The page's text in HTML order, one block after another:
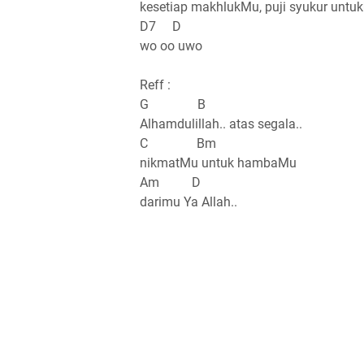
kesetiap makhlukMu, puji syukur
D7 D
wo oo uwo
Reff :
G B
Alhamdulillah.. atas segala..
C Bm
nikmatMu untuk hambaMu
Am D
darimu Ya Allah..